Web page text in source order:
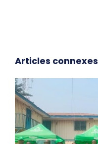
Articles connexes